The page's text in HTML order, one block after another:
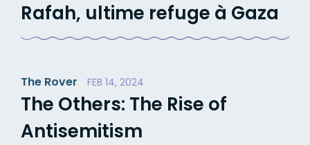
Rafah, ultime refuge à Gaza
The Rover FEB 14, 2024
The Others: The Rise of
Antisemitism